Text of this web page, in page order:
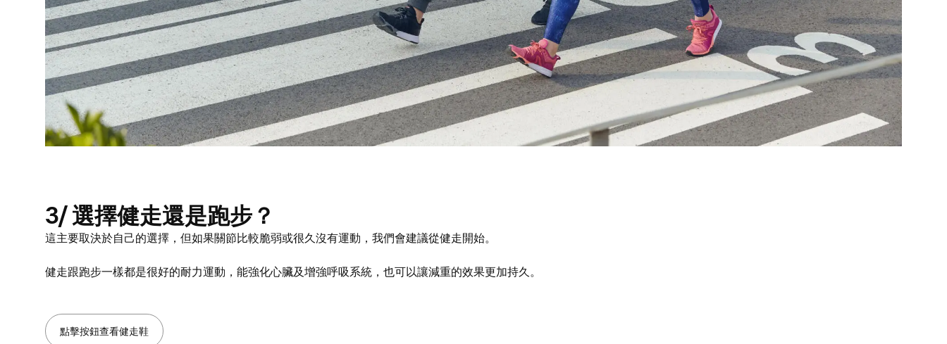
3/ 選擇健走還是跑步？
這主要取決於自己的選擇，但如果關節比較脆弱或很久沒有運動，我們會建議從健走開始。
健走跟跑步一樣都是很好的耐力運動，能強化心臟及增強呼吸系統，也可以讓減重的效果更加持久。
點擊按鈕查看健走鞋